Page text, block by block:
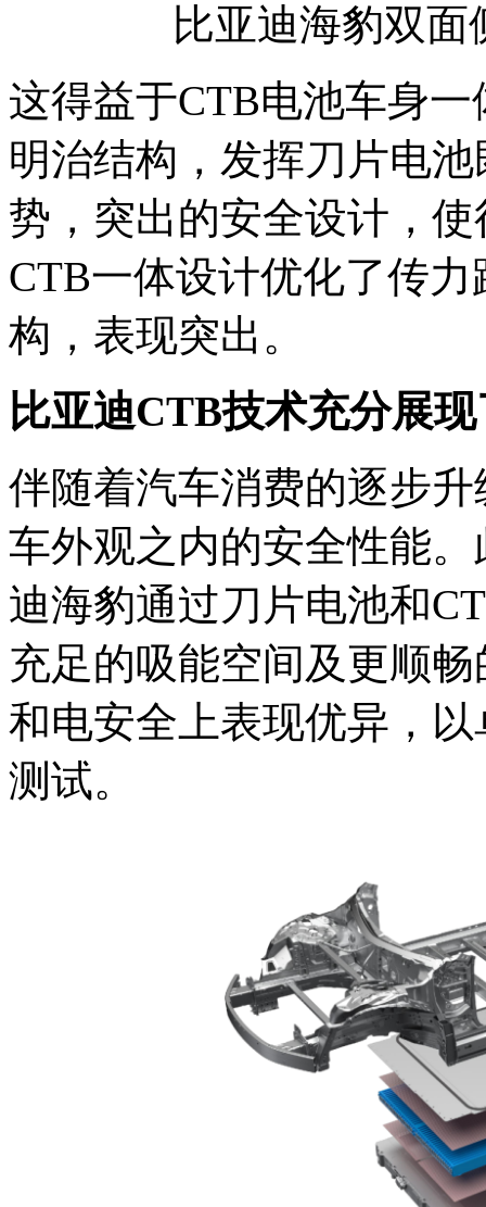
比亚迪海豹双
这得益于CTB电池车身
明治结构，发挥刀片电
势，突出的安全设计，
CTB一体设计优化了传
构，表现突出。
比亚迪CTB技术充分展
伴随着汽车消费的逐步
车外观之内的安全性能
迪海豹通过刀片电池和
充足的吸能空间及更顺
和电安全上表现优异，
测试。